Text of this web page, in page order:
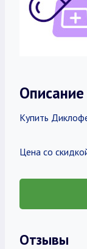
Описание
Купить
Цена со
Отзывы